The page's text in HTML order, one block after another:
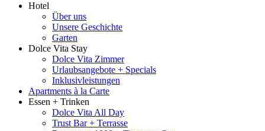
Hotel
Über uns
Unsere Geschichte
Garten
Dolce Vita Stay
Dolce Vita Zimmer
Urlaubsangebote + Specials
Inklusivleistungen
Apartments à la Carte
Essen + Trinken
Dolce Vita All Day
Trust Bar + Terrasse